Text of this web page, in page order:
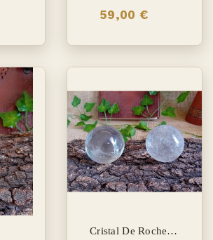
59,00 €
Cristal De Roche, Sphère